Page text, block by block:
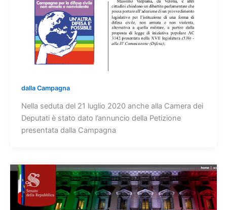
dalla Campagna
Nella seduta del 21 luglio 2020 anche alla Camera dei
Deputati è stato dato l’annuncio della Petizione
presentata dalla Campagna